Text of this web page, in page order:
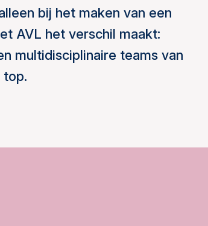
bij het maken van een
AVL het verschil maakt:
multidisciplinaire teams van
top.